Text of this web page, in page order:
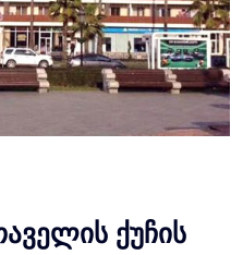
ქუჩის